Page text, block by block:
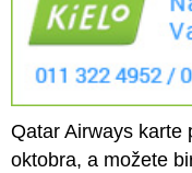
Qatar Airways karte
oktobra, a možete